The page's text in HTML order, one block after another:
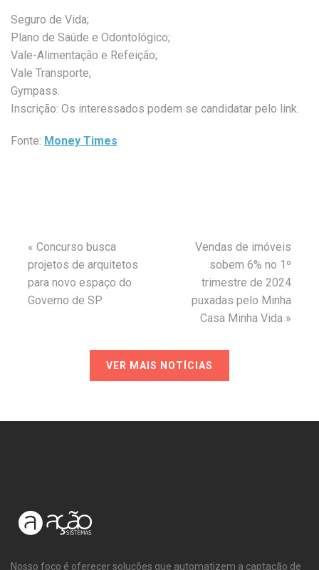
Seguro de Vida;
Plano de Saúde e Odontológico;
Vale-Alimentação e Refeição;
Vale Transporte;
Gympass.
Inscrição: Os interessados podem se candidatar pelo link.
Fonte: Money Times
« Concurso busca
projetos de arquitetos
para novo espaço do
Governo de SP
Vendas de imóveis
sobem 6% no 1º
trimestre de 2024
puxadas pelo Minha
Casa Minha Vida »
VER MAIS NOTÍCIAS
Nosso foco é oferecer soluções que automatizem a captação de